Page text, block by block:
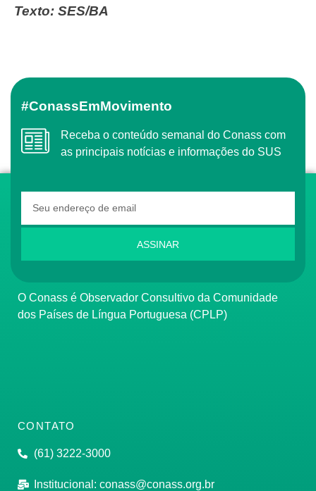
Texto: SES/BA
#ConassEmMovimento
Receba o conteúdo semanal do Conass com
as principais notícias e informações do SUS
ASSINAR
O Conass é Observador Consultivo da Comunidade
dos Países de Língua Portuguesa (CPLP)
CONTATO
(61) 3222-3000
Institucional: conass@conass.org.br